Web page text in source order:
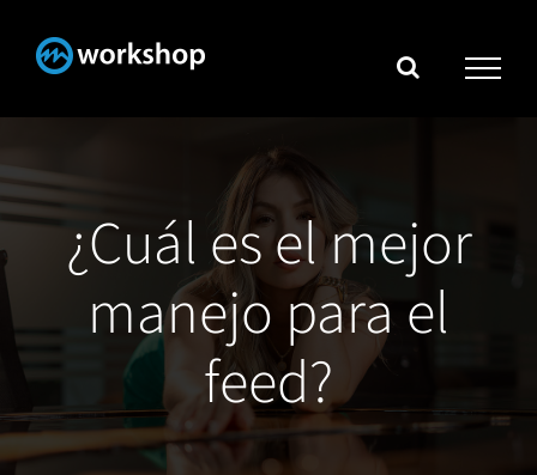
¿Cuál es el mejor
manejo para el
feed?